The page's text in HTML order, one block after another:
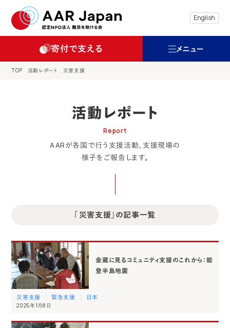
English
寄付で支える メニュー
TOP 活動レポート 災害支援
活動レポート
Report
AARが各国で行う支援活動、支援現場の
様子をご報告します。
「災害支援」の記事一覧
金蔵に見るコミュニティ支援のこれから：能
登半島地震
災害支援 緊急支援 日本
2025年1月8日